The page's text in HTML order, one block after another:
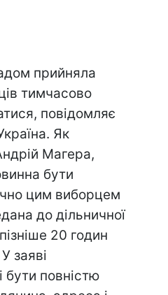
прийняла
тимчасово
повідомляє
Як
Магера,
бути
цим виборцем
до дільничної
20 годин
заяві
бути повністю